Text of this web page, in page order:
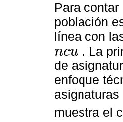
Para
población
línea con
ncu
ncu
. La
de
enfoque
muestra el